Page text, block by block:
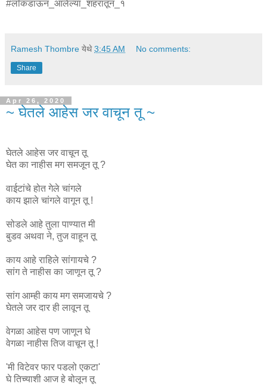
#लॉकडाऊन_आलेल्या_शहरातून_१
Ramesh Thombre येथे3:45 AM No comments:
Share
Apr 26, 2020
~ घेतले आहेस जर वाचून तू ~
घेतले आहेस जर वाचून तू
घेत का नाहीस मग समजून तू ?
वाईटांचे होत गेले चांगले
काय झाले चांगले वागून तू !
सोडले आहे तुला पाण्यात मी
बुडव अथवा ने, तुज वाहून तू
काय आहे राहिले सांगायचे ?
सांग ते नाहीस का जाणून तू ?
सांग आम्ही काय मग समजायचे ?
घेतले जर दार ही लावून तू
वेगळा आहेस पण जाणून घे
वेगळा नाहीस तिज वाचून तू !
'मी विटेवर फार पडलो एकटा'
घे तिच्याशी आज हे बोलून तू